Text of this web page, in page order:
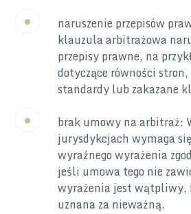
naruszenie przepisów
klauzula arbitrażowa
przepisy prawne, na
dotyczące równości
standardy lub zakazane
brak umowy na arbitraż:
jurysdykcjach wymaga
wyraźnego wyrażenia
jeśli umowa tego nie
wyrażenia jest wątpliwy,
uznana za nieważną.